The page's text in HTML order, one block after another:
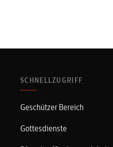
SCHNELLZUGRIFF
Geschützer Bereich
Gottesdienste